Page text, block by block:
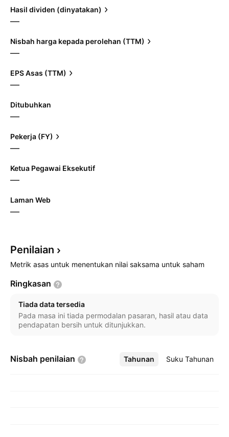
Hasil dividen (dinyatakan)
—
Nisbah harga kepada perolehan (TTM)
—
EPS Asas (TTM)
—
Ditubuhkan
—
Pekerja (FY)
—
Ketua Pegawai Eksekutif
—
Laman Web
—
Penilaian
Metrik asas untuk menentukan nilai saksama untuk saham
Ringkasan
Tiada data tersedia
Pada masa ini tiada permodalan pasaran, hasil atau data
pendapatan bersih untuk ditunjukkan.
Nisbah penilaian Tahunan Suku Tahunan
Lebih